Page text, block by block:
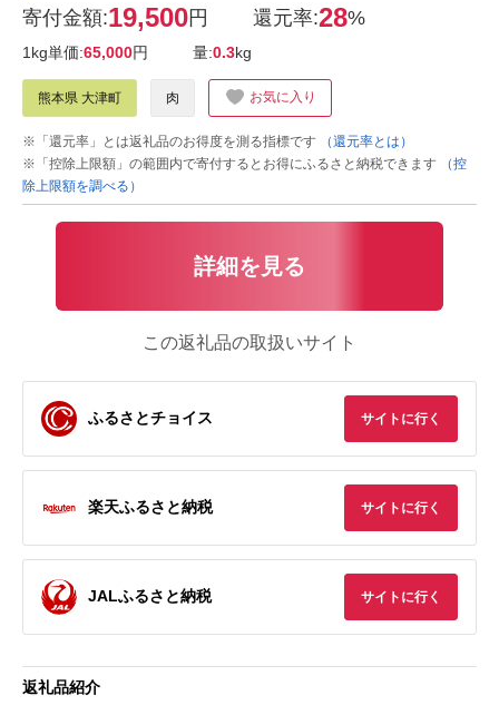
寄付金額:19,500円 還元率:28%
1kg単価:65,000円 量:0.3kg
熊本県 大津町 肉 お気に入り
※「還元率」とは返礼品のお得度を測る指標です
（還元率とは）
※「控除上限額」の範囲内で寄付するとお得にふるさと納税できます
（控
除上限額を調べる）
詳細を見る
この返礼品の取扱いサイト
ふるさとチョイス サイトに行く
楽天ふるさと納税 サイトに行く
JALふるさと納税 サイトに行く
返礼品紹介